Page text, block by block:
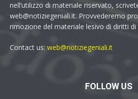
nell’utilizzo di materiale riservato,
web@notiziegeniali.it. Provvederemo
rimozione del materiale lesivo di diritti di
Contact us: web@notiziegeniali.it
FOLLOW US